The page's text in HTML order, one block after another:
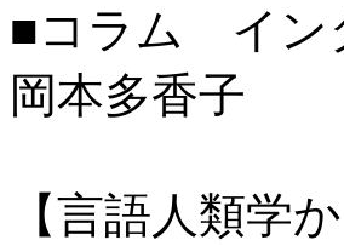
■コラム イン
岡本多香子
【言語人類学